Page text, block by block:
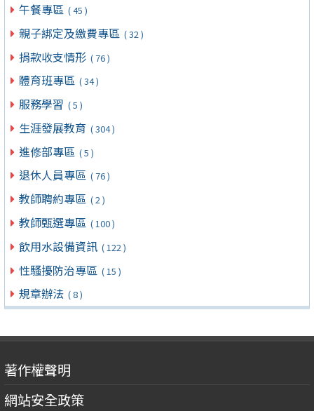
午餐專區 ( 45 )
親子綁定及繳費專區 ( 32 )
捐款收支情形 ( 76 )
體育班專區 ( 34 )
服務學習 ( 5 )
生涯發展教育 ( 304 )
進修部專區 ( 5 )
退休人員專區 ( 76 )
教師聘約專區 ( 2 )
教師甄選專區 ( 100 )
飲用水設備資訊 ( 122 )
性騷擾防治專區 ( 15 )
規章辦法 ( 8 )
著作權聲明
網站安全政策